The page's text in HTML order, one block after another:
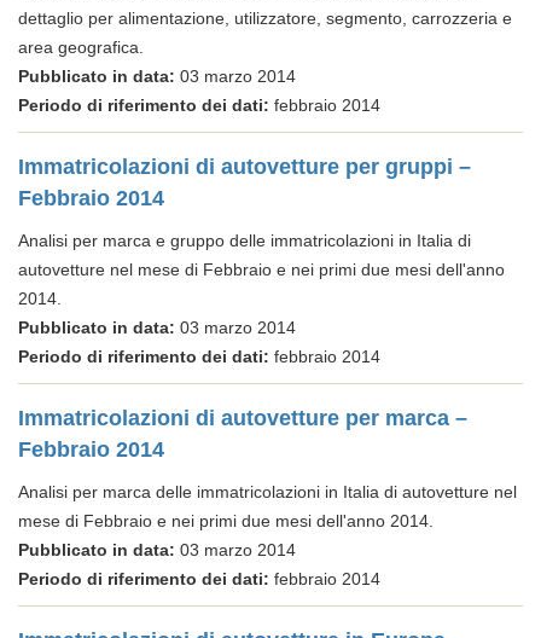
dettaglio per alimentazione, utilizzatore, segmento, carrozzeria e
area geografica.
Pubblicato in data: 03 marzo 2014
Periodo di riferimento dei dati: febbraio 2014
Immatricolazioni di autovetture per gruppi –
Febbraio 2014
Analisi per marca e gruppo delle immatricolazioni in Italia di
autovetture nel mese di Febbraio e nei primi due mesi dell'anno
2014.
Pubblicato in data: 03 marzo 2014
Periodo di riferimento dei dati: febbraio 2014
Immatricolazioni di autovetture per marca –
Febbraio 2014
Analisi per marca delle immatricolazioni in Italia di autovetture nel
mese di Febbraio e nei primi due mesi dell'anno 2014.
Pubblicato in data: 03 marzo 2014
Periodo di riferimento dei dati: febbraio 2014